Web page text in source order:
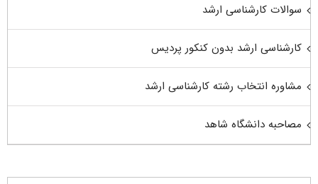
سوالات کارشناسی ارشد
کارشناسی ارشد بدون کنکور پردیس
مشاوره انتخاب رشته کارشناسی ارشد
مصاحبه دانشگاه شاهد